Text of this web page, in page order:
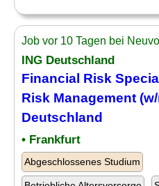
Job vor 10 Tagen bei
ING Deutschland
Financial Risk
Risk Management
Deutschland
• Frankfurt
Abgeschlossenes Studium